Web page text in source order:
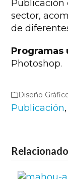
Publicación
sector,
de
Programas
Photoshop.
Diseño
Publicación
Relacionado